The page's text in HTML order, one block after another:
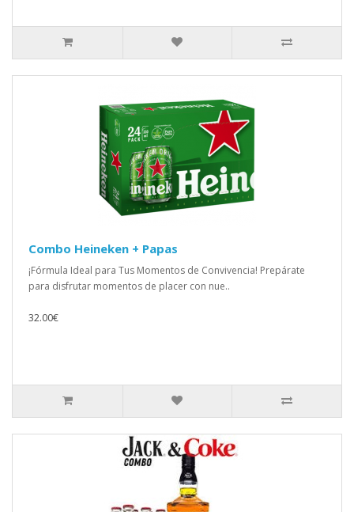
Combo Heineken + Papas
¡Fórmula Ideal para Tus Momentos de Convivencia! Prepárate
para disfrutar momentos de placer con nue..
32.00€